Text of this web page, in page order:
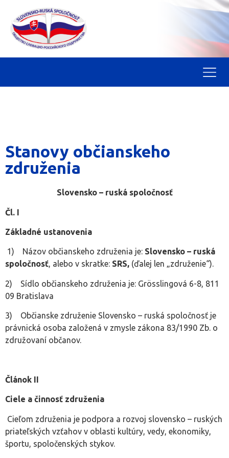
Stanovy občianskeho
združenia
Slovensko – ruská spoločnosť
Čl. I
Základné ustanovenia
1) Názov občianskeho združenia je: Slovensko – ruská
spoločnosť, alebo v skratke: SRS, (ďalej len „združenie“).
2) Sídlo občianskeho združenia je: Grösslingová 6-8, 811
09 Bratislava
3) Občianske združenie Slovensko – ruská spoločnosť je
právnická osoba založená v zmysle zákona 83/1990 Zb. o
združovaní občanov.
Článok II
Ciele a činnosť združenia
Cieľom združenia je podpora a rozvoj slovensko – ruských
priateľských vzťahov v oblasti kultúry, vedy, ekonomiky,
športu, spoločenských stykov.